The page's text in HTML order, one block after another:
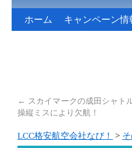
ホーム キャンペーン情
← スカイマークの成田シャト
操縦ミスにより欠航！
LCC格安航空会社なび！ >